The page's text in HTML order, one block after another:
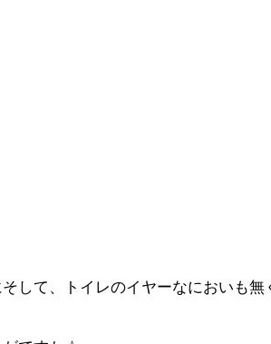
して、トイレのイヤーなにおいも無